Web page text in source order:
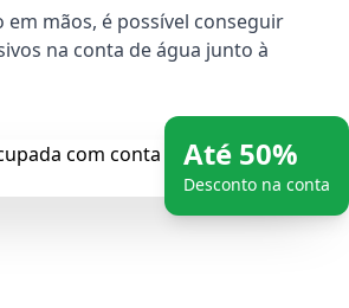
em mãos, é possível conseguir
na conta de água junto à
Até 50%
Desconto na conta